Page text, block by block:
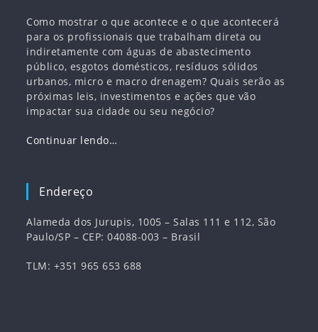
Como mostrar o que acontece e o que acontecerá
para os profissionais que trabalham direta ou
indiretamente com águas de abastecimento
público, esgotos domésticos, resíduos sólidos
urbanos, micro e macro drenagem? Quais serão as
próximas leis, investimentos e ações que vão
impactar sua cidade ou seu negócio?
Continuar lendo…
Endereço
Alameda dos Jurupis, 1005 – Salas 111 e 112, São
Paulo/SP – CEP: 04088-003 – Brasil
TLM: +351 965 653 688